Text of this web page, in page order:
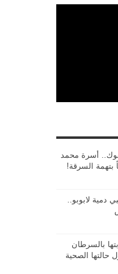
أسرة محمد
بتهمة السرقة!
دمية لابوبو..
بالسرطان
الصحية